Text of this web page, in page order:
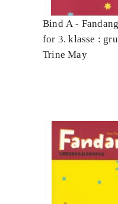
Bind A -
for 3. klasse :
Arbejdsbog. Bind
Trine May